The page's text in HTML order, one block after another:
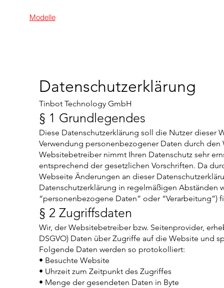
Modelle
Datenschutzerklärung
Tinbot Technology GmbH
§ 1 Grundlegendes
Diese Datenschutzerklärung soll die Nutzer dieser
Verwendung personenbezogener Daten durch
Websitebetreiber nimmt Ihren Datenschutz sehr
entsprechend der gesetzlichen Vorschriften. Da
Webseite Änderungen an dieser
Datenschutzerklärung in regelmäßigen Abständen
“personenbezogene Daten” oder “Verarbeitung”)
§ 2 Zugriffsdaten
Wir, der Websitebetreiber bzw. Seitenprovider,
DSGVO) Daten über Zugriffe auf die Website und
Folgende Daten werden so protokolliert:
• Besuchte Website
• Uhrzeit zum Zeitpunkt des Zugriffes
• Menge der gesendeten Daten in Byte